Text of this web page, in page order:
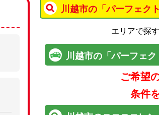
川越市の「パーフェク
エリアで探す
川越市の「パーフェ
ご希望
条件